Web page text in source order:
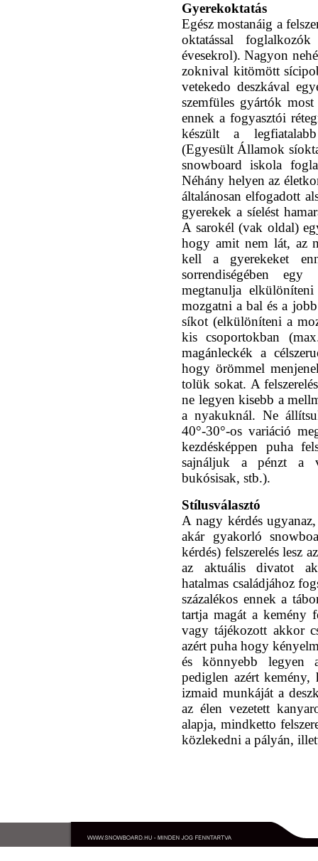
Gyerekoktatás
Egész mostanáig a
oktatással
évesekrol). Nagyon
zoknival kitömött
vetekedo deszkával
szemfüles gyártók
ennek a fogyasztói
készült a
(Egyesült Államok
snowboard iskola
Néhány helyen az
általánosan elfogadott
gyerekek a síelést
A sarokél (vak oldal)
hogy amit nem lát, az
kell a gyerekeket
sorrendiségében
megtanulja
mozgatni a bal és a
síkot (elkülöníteni a
kis csoportokban
magánleckék a
hogy örömmel
tolük sokat. A
ne legyen kisebb a
a nyakuknál. Ne
40°-30°-os variáció
kezdésképpen puha
sajnáljuk a pénzt a
bukósisak, stb.).
Stílusválasztó
A nagy kérdés
akár gyakorló
kérdés) felszerelés lesz
az aktuális divatot
hatalmas családjához
százalékos ennek a
tartja magát a kemény
vagy tájékozott akkor
azért puha hogy
és könnyebb legyen
pediglen azért
izmaid munkáját a
az élen vezetett
alapja, mindketto
közlekedni a pályán,